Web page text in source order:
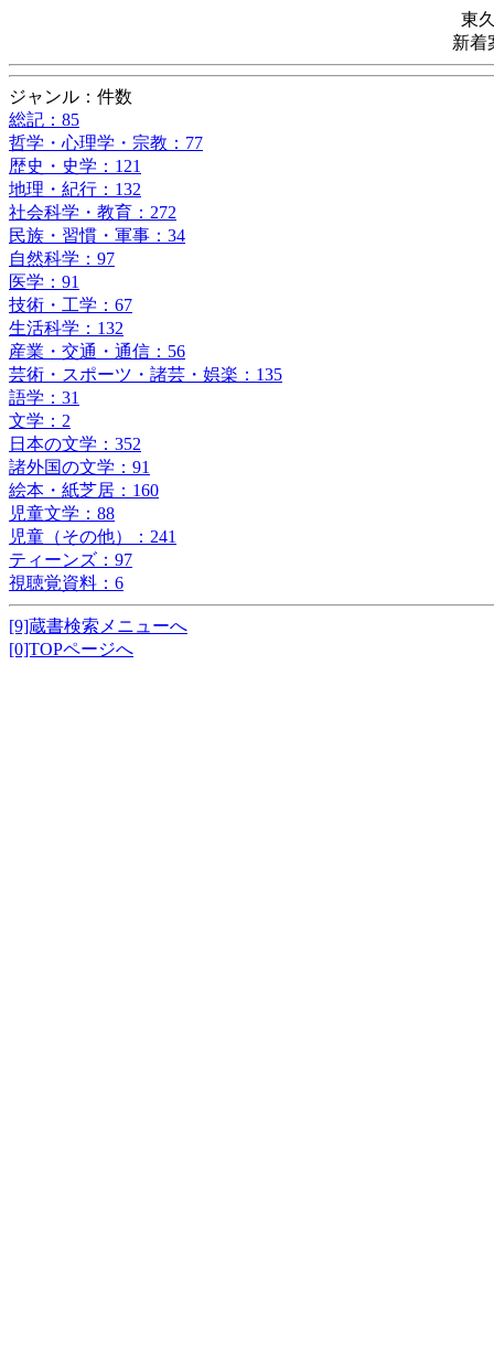
東
新着
ジャンル：件数
総記：85
哲学・心理学・宗教：77
歴史・史学：121
地理・紀行：132
社会科学・教育：272
民族・習慣・軍事：34
自然科学：97
医学：91
技術・工学：67
生活科学：132
産業・交通・通信：56
芸術・スポーツ・諸芸・娯楽：135
語学：31
文学：2
日本の文学：352
諸外国の文学：91
絵本・紙芝居：160
児童文学：88
児童（その他）：241
ティーンズ：97
視聴覚資料：6
[9]蔵書検索メニューへ
[0]TOPページへ